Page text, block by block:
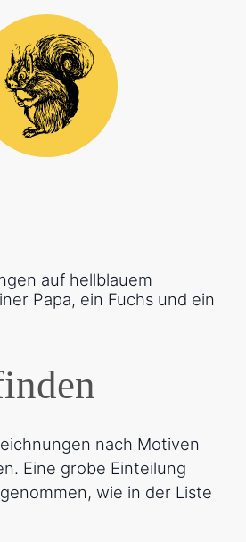
nach Motiven
Eine grobe Einteilung
wie in der Liste